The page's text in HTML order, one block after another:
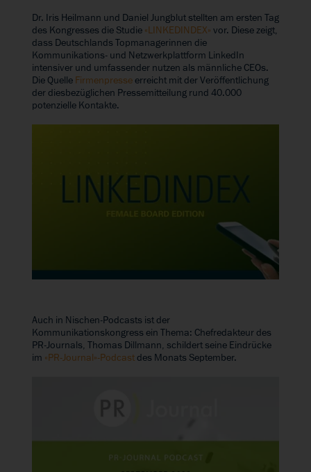
Dr. Iris Heilmann und Daniel Jungblut stellten am ersten Tag
des Kongresses die Studie «LINKEDINDEX» vor. Diese zeigt,
dass Deutschlands Topmanagerinnen die
Kommunikations- und Netzwerkplattform LinkedIn
intensiver und umfassender nutzen als männliche CEOs.
Die Quelle Firmenpresse erreicht mit der Veröffentlichung
der diesbezüglichen Pressemitteilung rund 40.000
potenzielle Kontakte.
Auch in Nischen-Podcasts ist der
Kommunikationskongress ein Thema: Chefredakteur des
PR-Journals, Thomas Dillmann, schildert seine Eindrücke
im «PR-Journal»-Podcast des Monats September.